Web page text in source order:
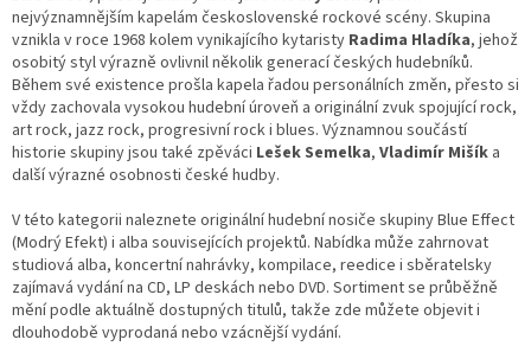
á
d
a
c
í
p
r
v
y
v
ý
p
i
s
nejvýznamnějším kapelám československé rockové scény. Skupina
vznikla v roce 1968 kolem vynikajícího kytaristy Radima Hladíka, jehož
osobitý styl výrazně ovlivnil několik generací českých hudebníků.
Během své existence prošla kapela řadou personálních změn, přesto si
vždy zachovala vysokou hudební úroveň a originální zvuk spojující rock,
art rock, jazz rock, progresivní rock i blues. Významnou součástí
historie skupiny jsou také zpěváci Lešek Semelka, Vladimír Mišík a
další výrazné osobnosti české hudby.
V této kategorii naleznete originální hudební nosiče skupiny Blue Effect
(Modrý Efekt) i alba souvisejících projektů. Nabídka může zahrnovat
studiová alba, koncertní nahrávky, kompilace, reedice i sběratelsky
zajímavá vydání na CD, LP deskách nebo DVD. Sortiment se průběžně
mění podle aktuálně dostupných titulů, takže zde můžete objevit i
dlouhodobě vyprodaná nebo vzácnější vydání.